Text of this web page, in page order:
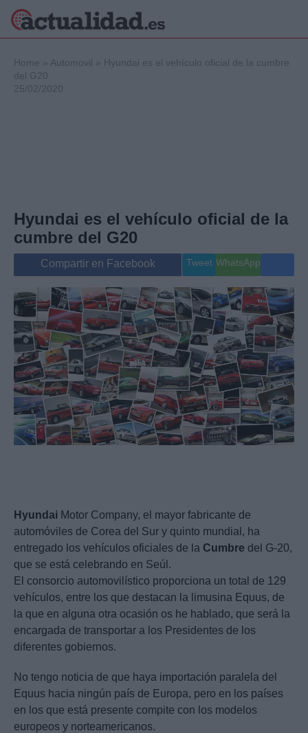
Internacional
Viajes
Musica
Home » Automovil » Hyundai es el vehículo oficial de la cumbre
del G20
25/02/2020
Hyundai es el vehículo oficial de la
cumbre del G20
Compartir en Facebook Tweet WhatsApp
Hyundai Motor Company, el mayor fabricante de
automóviles de Corea del Sur y quinto mundial, ha
entregado los vehículos oficiales de la Cumbre del G-20,
que se está celebrando en Seúl.
El consorcio automovilístico proporciona un total de 129
vehículos, entre los que destacan la limusina Equus, de
la que en alguna otra ocasión os he hablado, que será la
encargada de transportar a los Presidentes de los
diferentes gobiernos.
No tengo noticia de que haya importación paralela del
Equus hacia ningún país de Europa, pero en los países
en los que está presente compite con los modelos
europeos y norteamericanos.